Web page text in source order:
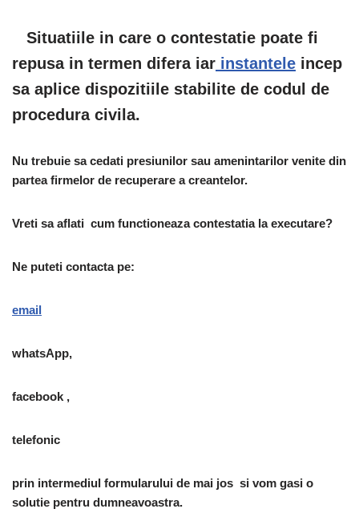
Situatiile in care o contestatie poate fi
repusa in termen difera iar instantele incep
sa aplice dispozitiile stabilite de codul de
procedura civila.
Nu trebuie sa cedati presiunilor sau amenintarilor venite din
partea firmelor de recuperare a creantelor.
Vreti sa aflati cum functioneaza contestatia la executare?
Ne puteti contacta pe:
email
whatsApp,
facebook ,
telefonic
prin intermediul formularului de mai jos si vom gasi o
solutie pentru dumneavoastra.